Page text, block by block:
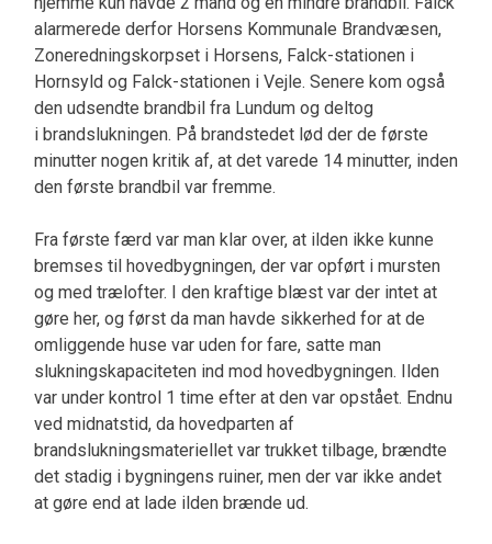
alarmerede derfor Horsens Kommunale Brandvæsen,
Zoneredningskorpset i Horsens, Falck-stationen i
Hornsyld og Falck-stationen i Vejle. Senere kom også
den udsendte brandbil fra Lundum og deltog
i brandslukningen. På brandstedet lød der de første
minutter nogen kritik af, at det varede 14 minutter, inden
den første brandbil var fremme.
Fra første færd var man klar over, at ilden ikke kunne
bremses til hovedbygningen, der var opført i mursten
og med trælofter. I den kraftige blæst var der intet at
gøre her, og først da man havde sikkerhed for at de
omliggende huse var uden for fare, satte man
slukningskapaciteten ind mod hovedbygningen. Ilden
var under kontrol 1 time efter at den var opstået. Endnu
ved midnatstid, da hovedparten af
brandslukningsmateriellet var trukket tilbage, brændte
det stadig i bygningens ruiner, men der var ikke andet
at gøre end at lade ilden brænde ud.